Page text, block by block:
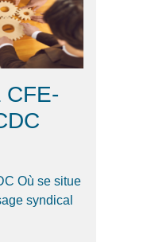
CFE-
Où se situe
syndical